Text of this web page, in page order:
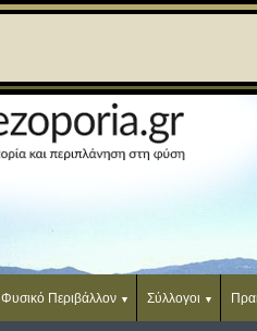
Φυσικό Περιβάλλον Σύλλογοι